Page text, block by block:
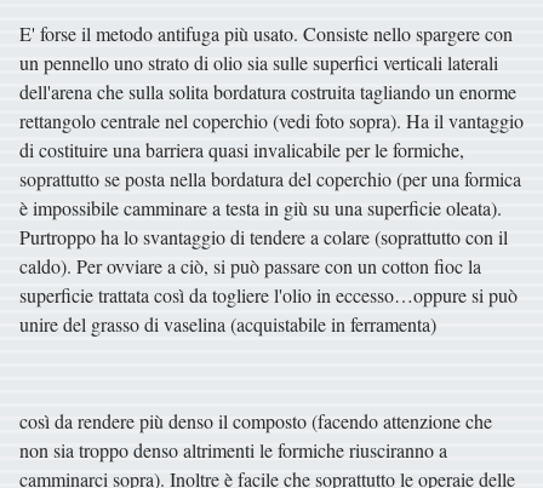
E' forse il metodo antifuga più usato. Consiste nello spargere con
un pennello uno strato di olio sia sulle superfici verticali laterali
dell'arena che sulla solita bordatura costruita tagliando un enorme
rettangolo centrale nel coperchio (vedi foto sopra). Ha il vantaggio
di costituire una barriera quasi invalicabile per le formiche,
soprattutto se posta nella bordatura del coperchio (per una formica
è impossibile camminare a testa in giù su una superficie oleata).
Purtroppo ha lo svantaggio di tendere a colare (soprattutto con il
caldo). Per ovviare a ciò, si può passare con un cotton fioc la
superficie trattata così da togliere l'olio in eccesso…oppure si può
unire del grasso di vaselina (acquistabile in ferramenta)
così da rendere più denso il composto (facendo attenzione che
non sia troppo denso altrimenti le formiche riusciranno a
camminarci sopra). Inoltre è facile che soprattutto le operaie delle